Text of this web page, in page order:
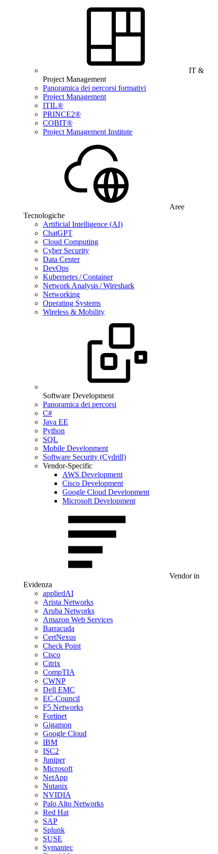
IT &
Project Management
Panoramica dei percorsi formativi
Project Management
ITIL®
PRINCE2®
COBIT®
Project Management Institute
Aree
Tecnologiche
Artificial Intelligence (AI)
ChatGPT
Cloud Computing
Cyber Security
Data Center
DevOps
Kubernetes / Container
Network Analysis / Wireshark
Networking
Operating Systems
Wireless & Mobility
Software Development
Panoramica dei percorsi
C#
Java EE
Python
SQL
Mobile Development
Software Security (Cydrill)
Vendor-Specific
AWS Development
Cisco Development
Google Cloud Development
Microsoft Development
Vendor in
Evidenza
appliedAI
Arista Networks
Aruba Networks
Amazon Web Services
Barracuda
CertNexus
Check Point
Cisco
Citrix
CompTIA
CWNP
Dell EMC
EC-Council
F5 Networks
Fortinet
Gigamon
Google Cloud
IBM
ISC2
Juniper
Microsoft
NetApp
Nutanix
NVIDIA
Palo Alto Networks
Red Hat
SAP
Splunk
SUSE
Symantec